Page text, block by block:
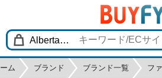
ム ブランド ブランド一覧 フ